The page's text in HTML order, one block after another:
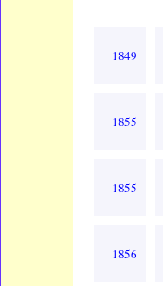
1849
1855
1855
1856